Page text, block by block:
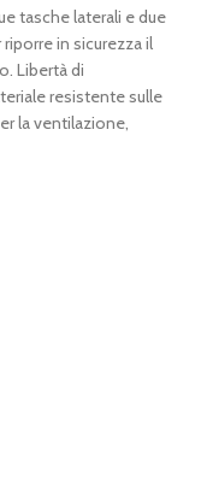
tasche laterali e due
in sicurezza il
Libertà di
resistente sulle
la ventilazione,